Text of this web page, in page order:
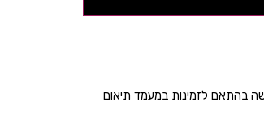
בהתאם לזמינות במעמד תיאום